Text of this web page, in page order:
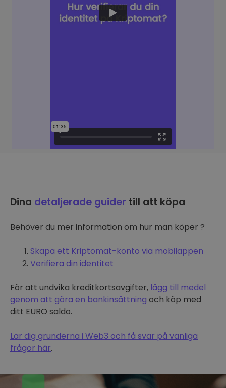
Dina detaljerade guider till att köpa
Behöver du mer information om hur man köper ?
Skapa ett Kriptomat-konto via mobilappen
Verifiera din identitet
För att undvika kreditkortsavgifter, lägg till medel
genom att göra en bankinsättning och köp med
ditt EURO saldo.
Lär dig grunderna i Web3 och få svar på vanliga
frågor här.